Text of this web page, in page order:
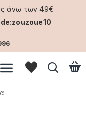
άνω των 49€